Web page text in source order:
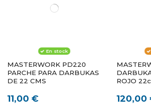
En stock
MASTERWORK PD220
PARCHE PARA DARBUKAS
DE 22 CMS
11,00 €
ROJO
120,00